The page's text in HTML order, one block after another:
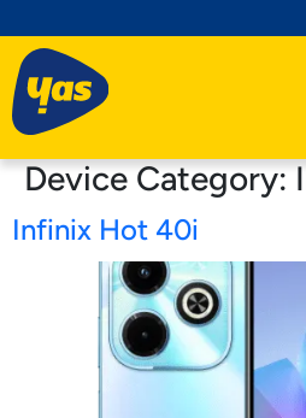
A
Device Category:
Infinix Hot 40i